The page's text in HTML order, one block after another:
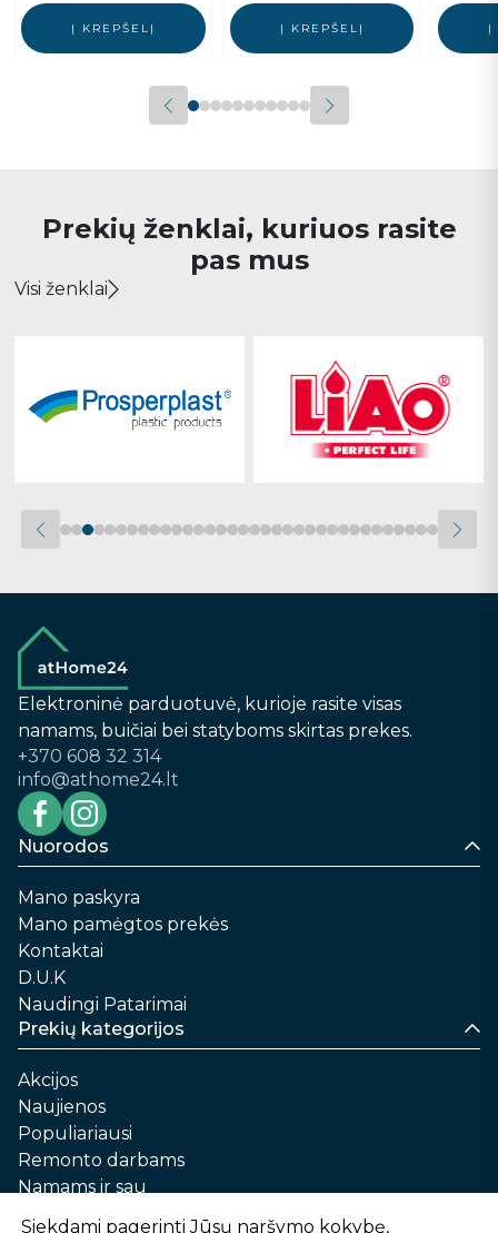
Į KREPŠELĮ Į KREPŠELĮ Į
Prekių ženklai, kuriuos rasite
pas mus
Visi ženklai
Elektroninė parduotuvė, kurioje rasite visas
namams, buičiai bei statyboms skirtas prekes.
+370 608 32 314
info@athome24.lt
Nuorodos
Mano paskyra
Mano pamėgtos prekės
Kontaktai
D.U.K
Naudingi Patarimai
Prekių kategorijos
Akcijos
Naujienos
Populiariausi
Remonto darbams
Namams ir sau
Automobilių priežiūrai
Siekdami pagerinti Jūsų naršymo kokybę,